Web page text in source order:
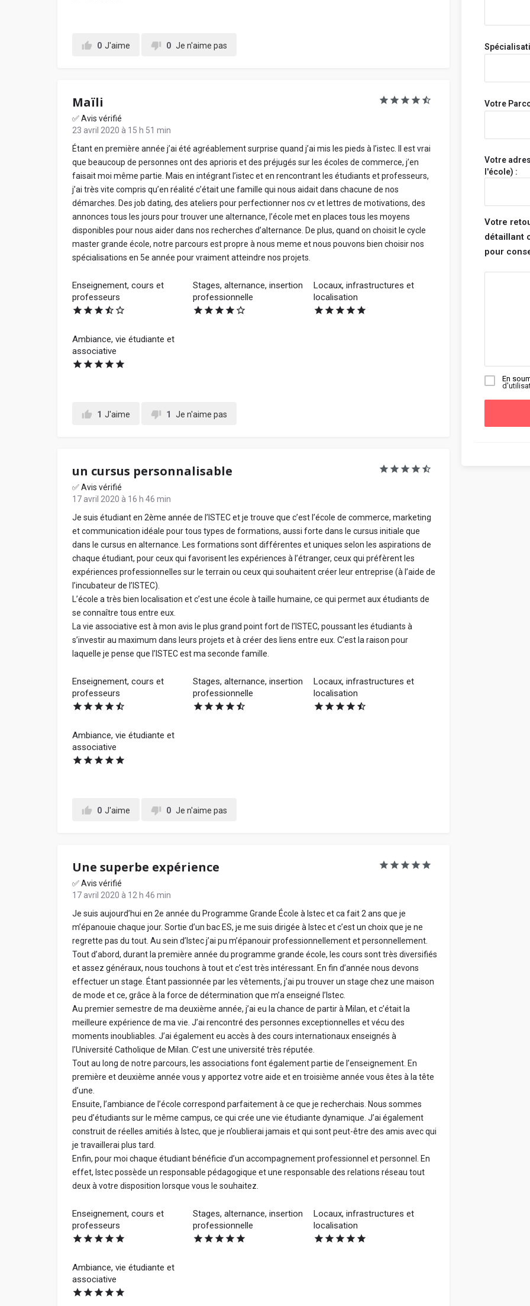
0 J'aime 0 Je n'aime pas
Maïli
✅ Avis vérifié
23 avril 2020 à 15 h 51 min
Étant en première année j’ai été agréablement surprise quand j’ai mis les pieds à l’istec. Il est vrai
que beaucoup de personnes ont des aprioris et des préjugés sur les écoles de commerce, j’en
faisait moi même partie. Mais en intégrant l’istec et en rencontrant les étudiants et professeurs,
j’ai très vite compris qu’en réalité c’était une famille qui nous aidait dans chacune de nos
démarches. Des job dating, des ateliers pour perfectionner nos cv et lettres de motivations, des
annonces tous les jours pour trouver une alternance, l’école met en places tous les moyens
disponibles pour nous aider dans nos recherches d’alternance. De plus, quand on choisit le cycle
master grande école, notre parcours est propre à nous meme et nous pouvons bien choisir nos
spécialisations en 5e année pour vraiment atteindre nos projets.
Enseignement, cours et
professeurs
Stages, alternance, insertion
professionnelle
Locaux, infrastructures et
localisation
Ambiance, vie étudiante et
associative
1 J'aime 1 Je n'aime pas
un cursus personnalisable
✅ Avis vérifié
17 avril 2020 à 16 h 46 min
Je suis étudiant en 2ème année de l’ISTEC et je trouve que c’est l’école de commerce, marketing
et communication idéale pour tous types de formations, aussi forte dans le cursus initiale que
dans le cursus en alternance. Les formations sont différentes et uniques selon les aspirations de
chaque étudiant, pour ceux qui favorisent les expériences à l’étranger, ceux qui préfèrent les
expériences professionnelles sur le terrain ou ceux qui souhaitent créer leur entreprise (à l’aide de
l’incubateur de l’ISTEC).
L’école a très bien localisation et c’est une école à taille humaine, ce qui permet aux étudiants de
se connaître tous entre eux.
La vie associative est à mon avis le plus grand point fort de l’ISTEC, poussant les étudiants à
s’investir au maximum dans leurs projets et à créer des liens entre eux. C’est la raison pour
laquelle je pense que l’ISTEC est ma seconde famille.
Enseignement, cours et
professeurs
Stages, alternance, insertion
professionnelle
Locaux, infrastructures et
localisation
Ambiance, vie étudiante et
associative
0 J'aime 0 Je n'aime pas
Une superbe expérience
✅ Avis vérifié
17 avril 2020 à 12 h 46 min
Je suis aujourd’hui en 2e année du Programme Grande École à Istec et ca fait 2 ans que je
m’épanouie chaque jour. Sortie d’un bac ES, je me suis dirigée à Istec et c’est un choix que je ne
regrette pas du tout. Au sein d’Istec j’ai pu m’épanouir professionnellement et personnellement.
Tout d’abord, durant la première année du programme grande école, les cours sont très diversifiés
et assez généraux, nous touchons à tout et c’est très intéressant. En fin d’année nous devons
effectuer un stage. Étant passionnée par les vêtements, j’ai pu trouver un stage chez une maison
de mode et ce, grâce à la force de détermination que m’a enseigné l’Istec.
Au premier semestre de ma deuxième année, j’ai eu la chance de partir à Milan, et c’était la
meilleure expérience de ma vie. J’ai rencontré des personnes exceptionnelles et vécu des
moments inoubliables. J’ai également eu accès à des cours internationaux enseignés à
l’Université Catholique de Milan. C’est une université très réputée.
Tout au long de notre parcours, les associations font également partie de l’enseignement. En
première et deuxième année vous y apportez votre aide et en troisième année vous êtes à la tête
d’une.
Ensuite, l’ambiance de l’école correspond parfaitement à ce que je recherchais. Nous sommes
peu d’étudiants sur le même campus, ce qui crée une vie étudiante dynamique. J’ai également
construit de réelles amitiés à Istec, que je n’oublierai jamais et qui sont peut-être des amis avec qui
je travaillerai plus tard.
Enfin, pour moi chaque étudiant bénéficie d’un accompagnement professionnel et personnel. En
effet, Istec possède un responsable pédagogique et une responsable des relations réseau tout
deux à votre disposition lorsque vous le souhaitez.
Enseignement, cours et
professeurs
Stages, alternance, insertion
professionnelle
Locaux, infrastructures et
localisation
Ambiance, vie étudiante et
associative
Ton école
rejetés s'ils
Avis par
catégories.
Votre
Votre
l'école) :
Votre
détaillant
pour
En